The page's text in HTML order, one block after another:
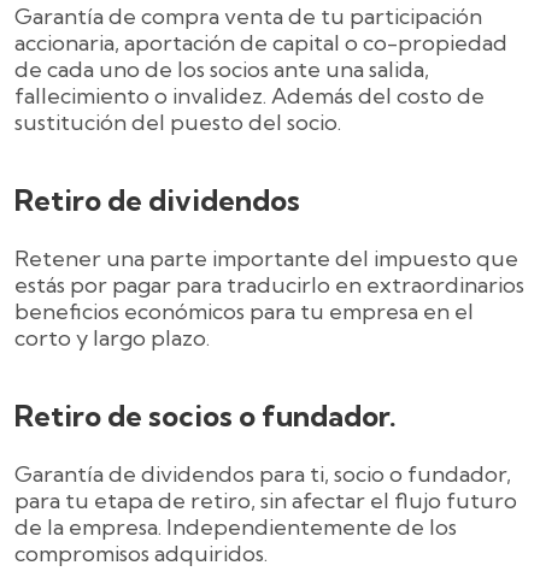
Garantía de compra venta de tu participación
accionaria, aportación de capital o co-propiedad
de cada uno de los socios ante una salida,
fallecimiento o invalidez. Además del costo de
sustitución del puesto del socio.
Retiro de dividendos
Retener una parte importante del impuesto que
estás por pagar para traducirlo en extraordinarios
beneficios económicos para tu empresa en el
corto y largo plazo.
Retiro de socios o fundador.
Garantía de dividendos para ti, socio o fundador,
para tu etapa de retiro, sin afectar el flujo futuro
de la empresa. Independientemente de los
compromisos adquiridos.